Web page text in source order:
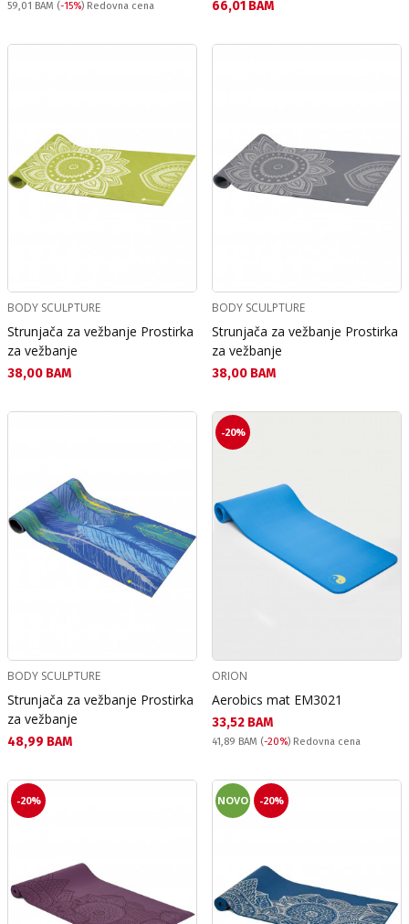
Redovna cena:
59,01 BAM (-15%) Redovna cena Текуща цена:
66,01 BAM
BODY SCULPTURE
Strunjača za vežbanje Prostirka
za vežbanje
Текуща цена:
38,00 BAM
BODY SCULPTURE
Strunjača za vežbanje Prostirka
za vežbanje
Текуща цена:
38,00 BAM
BODY SCULPTURE
Strunjača za vežbanje Prostirka
za vežbanje
Текуща цена:
48,99 BAM
-20%
ORION
Aerobics mat EM3021
Текуща цена:
33,52 BAM
Redovna cena:
41,89 BAM (-20%) Redovna cena
-20% NOVO -20%